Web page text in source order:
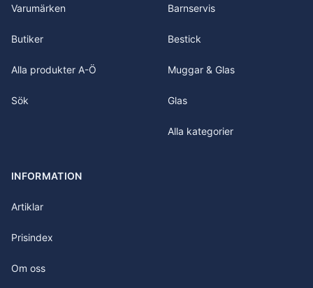
Varumärken
Butiker
Alla produkter A-Ö
Sök
Barnservis
Bestick
Muggar & Glas
Glas
Alla kategorier
INFORMATION
Artiklar
Prisindex
Om oss